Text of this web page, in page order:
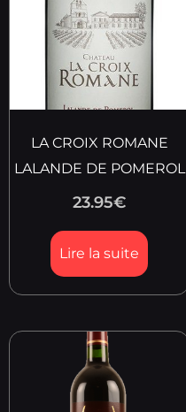
LA CROIX ROMANE
LALANDE DE POMEROL
23.95€
Lire la suite